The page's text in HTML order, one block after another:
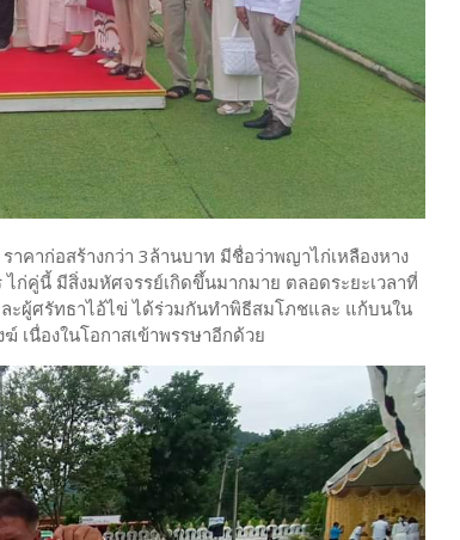
คาก่อสร้างกว่า 3ล้านบาท มีชื่อว่าพญาไก่เหลืองหาง
ก่คู่นี้ มีสิ่งมหัศจรรย์เกิดขึ้นมากมาย ตลอดระยะเวลาที่
ผู้ศรัทธาไอ้ไข่ ได้ร่วมกันทำพิธีสมโภชและ แก้บนใน
เนื่องในโอกาสเข้าพรรษาอีกด้วย